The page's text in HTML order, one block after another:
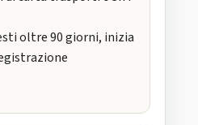
oltre 90 giorni, inizia